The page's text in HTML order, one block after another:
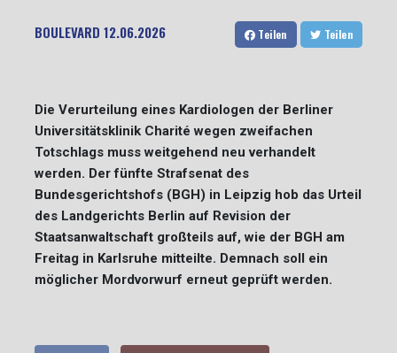
BOULEVARD 12.06.2026 Teilen Teilen
Die Verurteilung eines Kardiologen der Berliner
Universitätsklinik Charité wegen zweifachen
Totschlags muss weitgehend neu verhandelt
werden. Der fünfte Strafsenat des
Bundesgerichtshofs (BGH) in Leipzig hob das Urteil
des Landgerichts Berlin auf Revision der
Staatsanwaltschaft großteils auf, wie der BGH am
Freitag in Karlsruhe mitteilte. Demnach soll ein
möglicher Mordvorwurf erneut geprüft werden.